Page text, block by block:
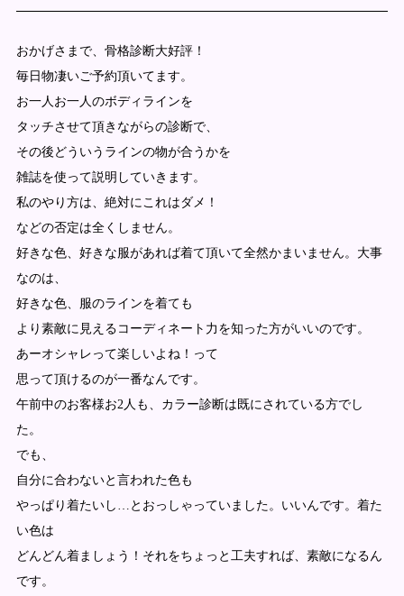
おかげさまで、骨格診断大好評！
毎日物凄いご予約頂いてます。
お一人お一人のボディラインを
タッチさせて頂きながらの診断で、
その後どういうラインの物が合うかを
雑誌を使って説明していきます。
私のやり方は、絶対にこれはダメ！
などの否定は全くしません。
好きな色、好きな服があれば着て頂いて全然かまいません。大事
なのは、
好きな色、服のラインを着ても
より素敵に見えるコーディネート力を知った方がいいのです。
あーオシャレって楽しいよね！って
思って頂けるのが一番なんです。
午前中のお客様お2人も、カラー診断は既にされている方でし
た。
でも、
自分に合わないと言われた色も
やっぱり着たいし…とおっしゃっていました。いいんです。着た
い色は
どんどん着ましょう！それをちょっと工夫すれば、素敵になるん
です。